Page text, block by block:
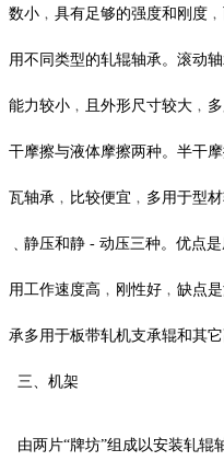
数小﹐具有足够的强度和刚度
用不同类型的轧辊轴承。滚动
能力较小﹐且外形尺寸较大﹐
干摩擦与液体摩擦两种。半干
瓦轴承﹐比较便宜﹐多用于型
﹑静压和静 - 动压三种。优点
用工作速度高﹐刚性好﹐缺点
承多用于板带轧机支承辊和其它
三、机架
由两片“牌坊”组成以安装轧辊